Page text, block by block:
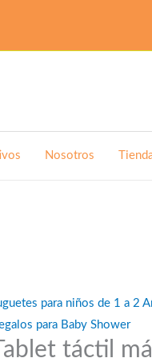
Nosotros
para niños de 1 a 2
para Baby Shower
Tablet táctil